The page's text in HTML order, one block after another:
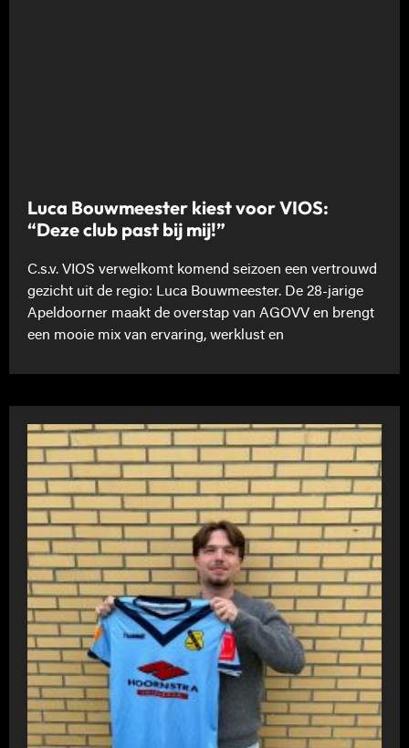
Luca Bouwmeester kiest voor VIOS:
“Deze club past bij mij!”
C.s.v. VIOS verwelkomt komend seizoen een vertrouwd
gezicht uit de regio: Luca Bouwmeester. De 28-jarige
Apeldoorner maakt de overstap van AGOVV en brengt
een mooie mix van ervaring, werklust en